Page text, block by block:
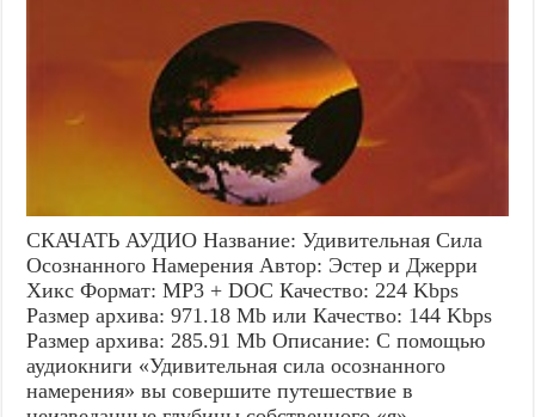
СКАЧАТЬ АУДИО Название: Удивительная Сила
Осознанного Намерения Автор: Эстер и Джерри
Хикс Формат: MP3 + DOC Качество: 224 Kbps
Размер архива: 971.18 Mb или Качество: 144 Kbps
Размер архива: 285.91 Mb Описание: С помощью
аудиокниги «Удивительная сила осознанного
намерения» вы совершите путешествие в